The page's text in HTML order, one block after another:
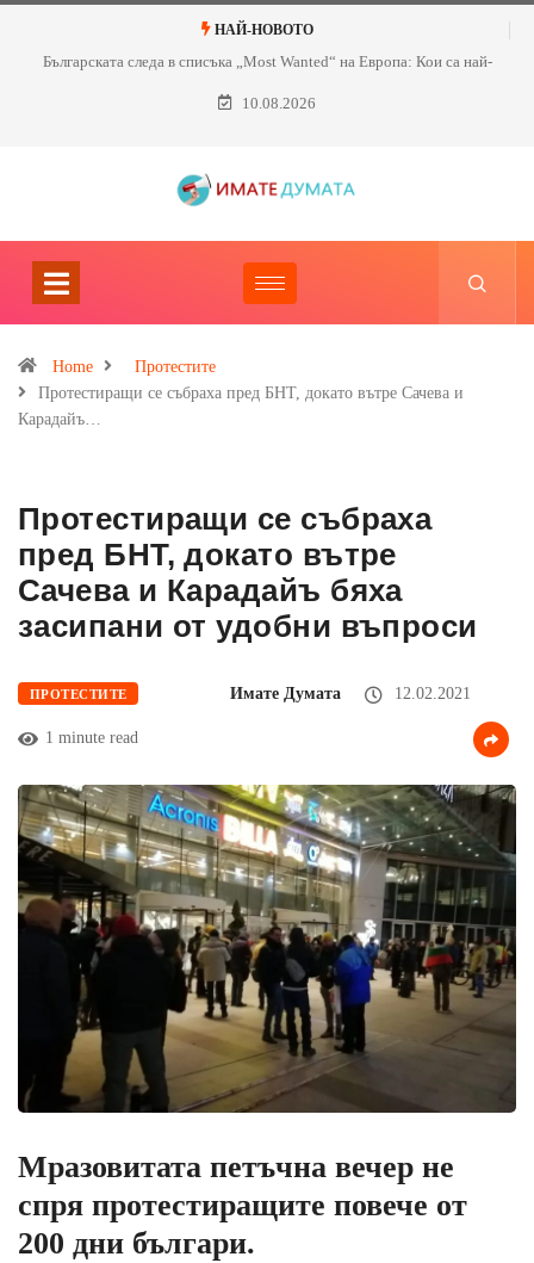
НАЙ-НОВОТО
Българската следа в списъка „Most Wanted“ на Европа: Кои са най-
търсените нашенци?
10.08.2026
Home
Протестите
Протестиращи се събраха пред БНТ, докато вътре Сачева и
Карадайъ…
Протестиращи се събраха
пред БНТ, докато вътре
Сачева и Карадайъ бяха
засипани от удобни въпроси
ПРОТЕСТИТЕ Имате Думата 12.02.2021
1 minute read
Мразовитата петъчна вечер не
спря протестиращите повече от
200 дни българи.